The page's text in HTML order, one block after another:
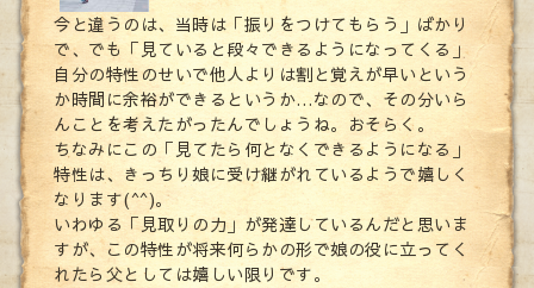
今と違うのは、当時は「振りをつけてもらう」ばかり
で、でも「見ていると段々できるようになってくる」
自分の特性のせいで他人よりは割と覚えが早いという
か時間に余裕ができるというか…なので、その分いら
んことを考えたがったんでしょうね。おそらく。
ちなみにこの「見てたら何となくできるようになる」
特性は、きっちり娘に受け継がれているようで嬉しく
なります(^^)。
いわゆる「見取りの力」が発達しているんだと思いま
すが、この特性が将来何らかの形で娘の役に立ってく
れたら父としては嬉しい限りです。